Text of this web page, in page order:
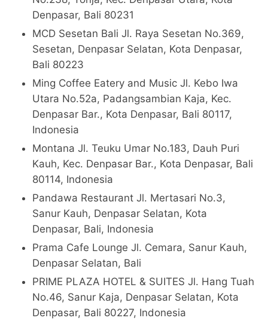
Denpasar, Bali 80231
MCD Sesetan Bali Jl. Raya Sesetan No.369,
Sesetan, Denpasar Selatan, Kota Denpasar,
Bali 80223
Ming Coffee Eatery and Music Jl. Kebo Iwa
Utara No.52a, Padangsambian Kaja, Kec.
Denpasar Bar., Kota Denpasar, Bali 80117,
Indonesia
Montana Jl. Teuku Umar No.183, Dauh Puri
Kauh, Kec. Denpasar Bar., Kota Denpasar, Bali
80114, Indonesia
Pandawa Restaurant Jl. Mertasari No.3,
Sanur Kauh, Denpasar Selatan, Kota
Denpasar, Bali, Indonesia
Prama Cafe Lounge Jl. Cemara, Sanur Kauh,
Denpasar Selatan, Bali
PRIME PLAZA HOTEL & SUITES Jl. Hang Tuah
No.46, Sanur Kaja, Denpasar Selatan, Kota
Denpasar, Bali 80227, Indonesia